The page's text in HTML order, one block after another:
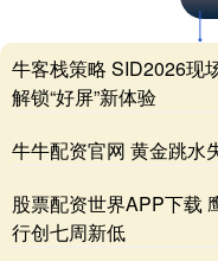
牛客栈策略 SID2026现
解锁“好屏”新体验
牛牛配资官网 黄金跳水
股票配资世界APP下载
行创七周新低